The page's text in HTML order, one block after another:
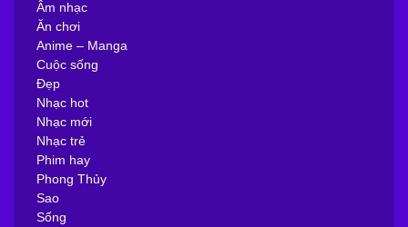
Âm nhạc
Ăn chơi
Anime – Manga
Cuộc sống
Đẹp
Nhạc hot
Nhạc mới
Nhạc trẻ
Phim hay
Phong Thủy
Sao
Sống